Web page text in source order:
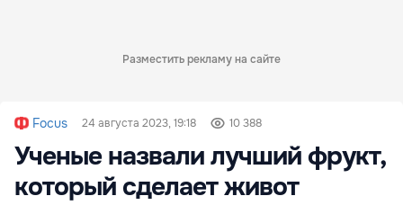
Разместить рекламу на сайте
Focus 24 августа 2023, 19:18 10 388
Ученые назвали лучший фрукт,
который сделает живот